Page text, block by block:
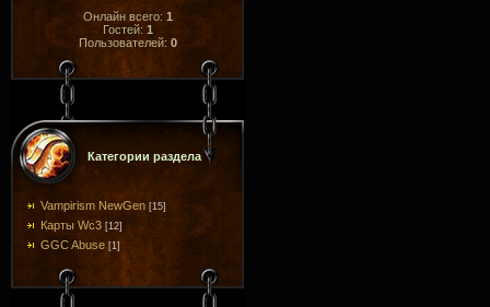
Онлайн всего: 1
Гостей: 1
Пользователей: 0
Категории раздела
Vampirism NewGen [15]
Карты Wc3 [12]
GGC Abuse [1]